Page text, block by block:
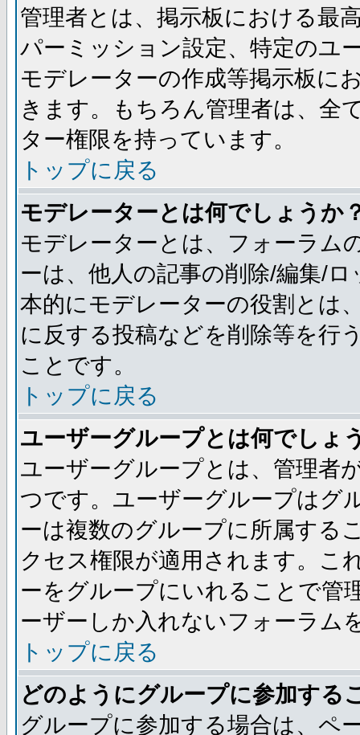
管理者とは、掲示板における最
パーミッション設定、特定のユ
モデレーターの作成等掲示板に
きます。もちろん管理者は、全
ター権限を持っています。
トップに戻る
モデレーターとは何でしょうか
モデレーターとは、フォーラム
ーは、他人の記事の削除/編集/
本的にモデレーターの役割とは
に反する投稿などを削除等を行
ことです。
トップに戻る
ユーザーグループとは何でしょ
ユーザーグループとは、管理者
つです。ユーザーグループはグ
ーは複数のグループに所属する
クセス権限が適用されます。こ
ーをグループにいれることで管
ーザーしか入れないフォーラム
トップに戻る
どのようにグループに参加する
グループに参加する場合は、ペ